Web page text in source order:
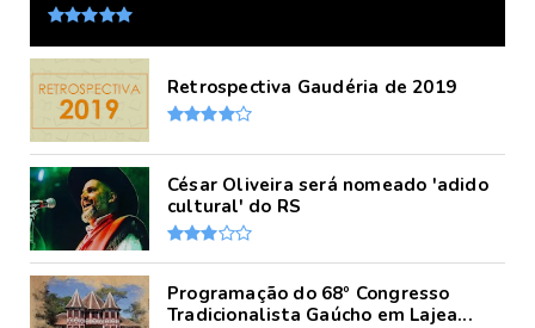
Retrospectiva Gaudéria de 2019
César Oliveira será nomeado 'adido
cultural' do RS
Programação do 68º Congresso
Tradicionalista Gaúcho em Lajea...